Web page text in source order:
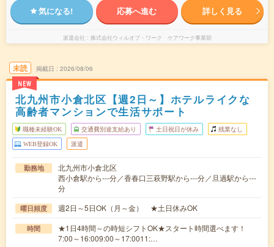
気になる! 応募へ進む 詳しく見る
派遣会社 株式会社ウィルオブ・ワーク ケアワーク事業部
未読
NEW
掲載日 2026/08/06
北九州市小倉北区【週2日～】ホテルライクな
高齢者マンションで生活サポート
職種未経験OK 交通費別途支給あり 土日祝日が休み 残業なし
WEB登録OK 派遣
勤務地
北九州市小倉北区
西小倉駅から---分／香春口三萩野駅から---分／旦過駅から---
分
曜日頻度 週2日～5日OK（月～金） ★土日休みOK
時間
★1日4時間～の時短シフトOK★スタート時間選べます！
7:00～16:009:00～17:0011:…